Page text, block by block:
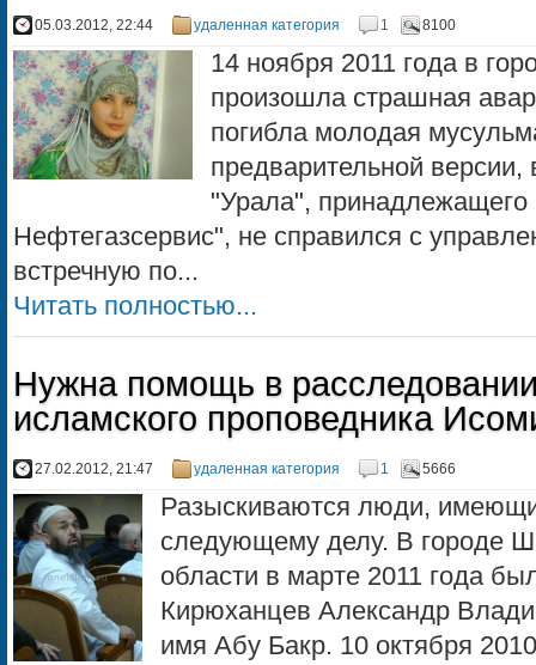
05.03.2012, 22:44 удаленная категория 1 8100
14 ноября 2011 года в
произошла страшная
погибла молодая
предварительной версии,
"Урала",
Нефтегазсервис", не справился с
встречную по...
Читать полностью...
Нужна помощь в
исламского проповедника
27.02.2012, 21:47 удаленная категория 1 5666
Разыскиваются люди,
следующему делу. В городе
области в марте 2011 года
Кирюханцев Александр
имя Абу Бакр. 10 октября